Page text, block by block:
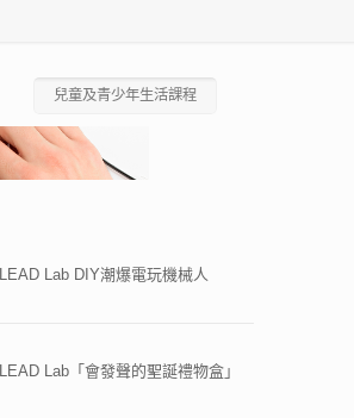
兒童及青少年生活課程
LEAD Lab DIY潮爆電玩機械人
LEAD Lab「會發聲的聖誕禮物盒」